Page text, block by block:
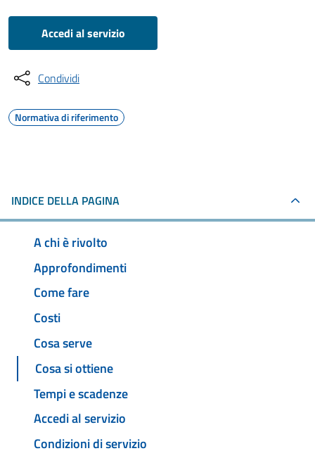
Accedi al servizio
Condividi
Normativa di riferimento
INDICE DELLA PAGINA
A chi è rivolto
Approfondimenti
Come fare
Costi
Cosa serve
Cosa si ottiene
Tempi e scadenze
Accedi al servizio
Condizioni di servizio